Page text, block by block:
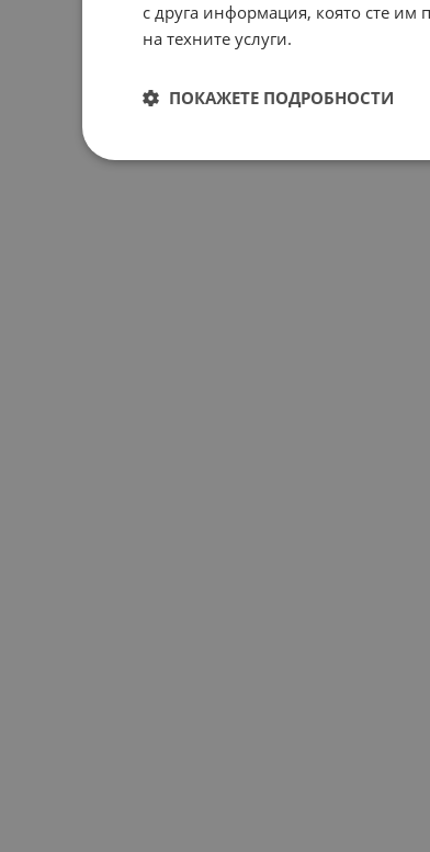
с друга информация, която сте им
на техните услуги.
ПОКАЖЕТЕ ПОДРОБНОСТИ